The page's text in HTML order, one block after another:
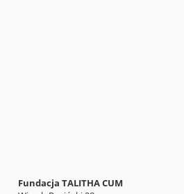
Fundacja TALITHA CUM